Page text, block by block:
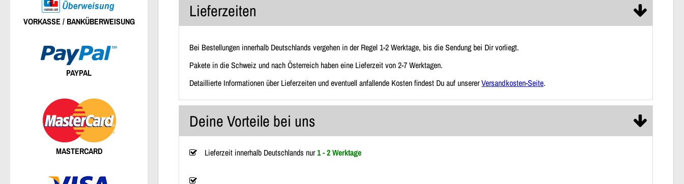
VORKASSE / BANKÜBERWEISUNG
PAYPAL
MASTERCARD
Lieferzeiten
Bei Bestellungen innerhalb Deutschlands vergehen in der Regel 1-2 Werktage, bis die Sendung bei Dir vorliegt.
Pakete in die Schweiz und nach Österreich haben eine Lieferzeit von 2-7 Werktagen.
Detaillierte Informationen über Lieferzeiten und eventuell anfallende Kosten findest Du auf unsererVersandkosten-Seite.
Deine Vorteile bei uns
Lieferzeit innerhalb Deutschlands nur1 - 2 Werktage